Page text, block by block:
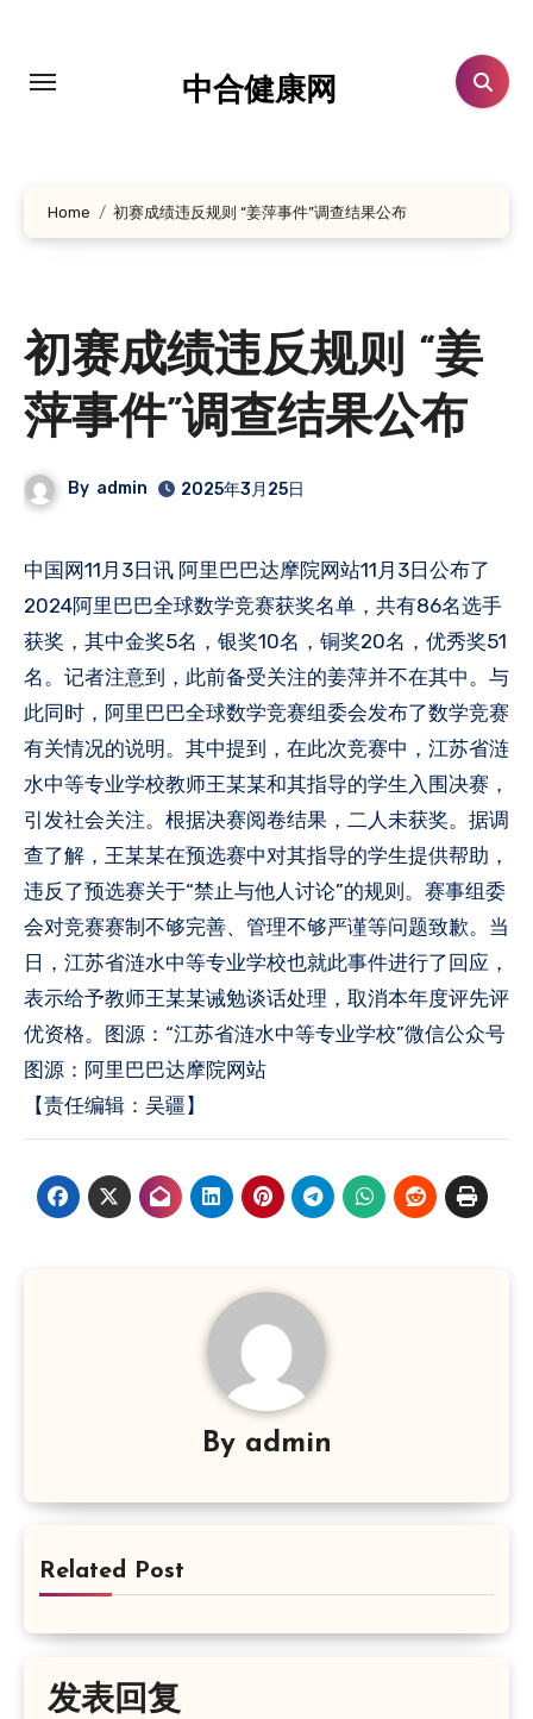
中合健康网
Home 初赛成绩违反规则 “姜萍事件”调查结果公布
初赛成绩违反规则 “姜
萍事件”调查结果公布
By admin 2025年3月25日
中国网11月3日讯 阿里巴巴达摩院网站11月3日公布了
2024阿里巴巴全球数学竞赛获奖名单，共有86名选手
获奖，其中金奖5名，银奖10名，铜奖20名，优秀奖51
名。记者注意到，此前备受关注的姜萍并不在其中。与
此同时，阿里巴巴全球数学竞赛组委会发布了数学竞赛
有关情况的说明。其中提到，在此次竞赛中，江苏省涟
水中等专业学校教师王某某和其指导的学生入围决赛，
引发社会关注。根据决赛阅卷结果，二人未获奖。据调
查了解，王某某在预选赛中对其指导的学生提供帮助，
违反了预选赛关于“禁止与他人讨论”的规则。赛事组委
会对竞赛赛制不够完善、管理不够严谨等问题致歉。当
日，江苏省涟水中等专业学校也就此事件进行了回应，
表示给予教师王某某诫勉谈话处理，取消本年度评先评
优资格。图源：“江苏省涟水中等专业学校”微信公众号
图源：阿里巴巴达摩院网站
【责任编辑：吴疆】
By admin
Related Post
发表回复